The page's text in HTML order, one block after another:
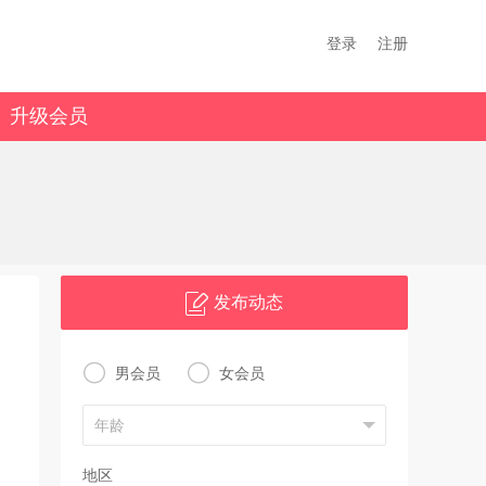
登录 注册
升级会员
发布动态
 男会员  女会员
地区